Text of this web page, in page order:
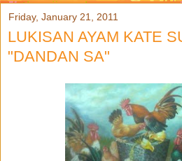
Friday, January 21, 2011
LUKISAN AYAM KATE
"DANDAN SA"